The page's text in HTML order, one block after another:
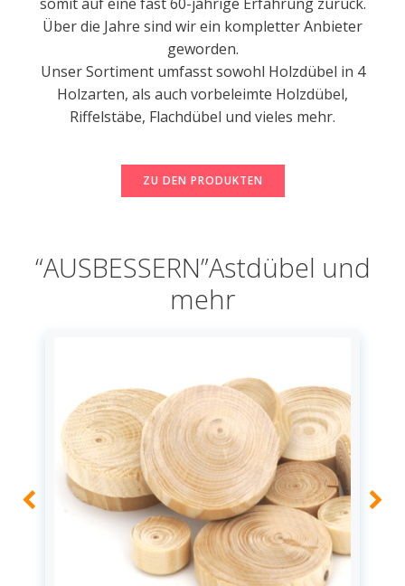
Über die Jahre sind wir ein kompletter Anbieter
geworden.
Unser Sortiment umfasst sowohl Holzdübel in 4
Holzarten, als auch vorbeleimte Holzdübel,
Riffelstäbe, Flachdübel und vieles mehr.
ZU DEN PRODUKTEN
“AUSBESSERN”Astdübel und
mehr